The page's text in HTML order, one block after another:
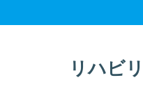
リハビ